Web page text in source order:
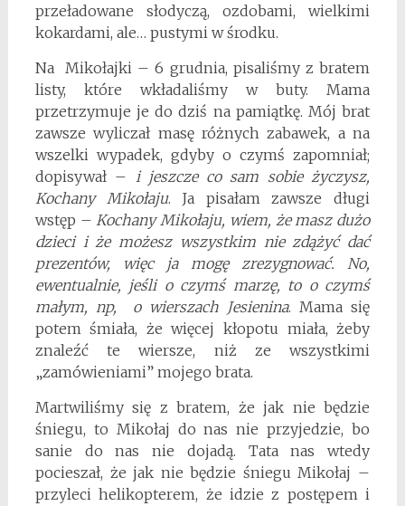
przeładowane słodyczą, ozdobami, wielkimi
kokardami, ale… pustymi w środku.
Na Mikołajki – 6 grudnia, pisaliśmy z bratem
listy, które wkładaliśmy w buty. Mama
przetrzymuje je do dziś na pamiątkę. Mój brat
zawsze wyliczał masę różnych zabawek, a na
wszelki wypadek, gdyby o czymś zapomniał;
dopisywał – i jeszcze co sam sobie życzysz,
Kochany Mikołaju. Ja pisałam zawsze długi
wstęp –Kochany Mikołaju, wiem, że masz dużo
dzieci i że możesz wszystkim nie zdążyć dać
prezentów, więc ja mogę zrezygnować. No,
ewentualnie, jeśli o czymś marzę, to o czymś
małym, np, o wierszach Jesienina. Mama się
potem śmiała, że więcej kłopotu miała, żeby
znaleźć te wiersze, niż ze wszystkimi
„zamówieniami” mojego brata.
Martwiliśmy się z bratem, że jak nie będzie
śniegu, to Mikołaj do nas nie przyjedzie, bo
sanie do nas nie dojadą. Tata nas wtedy
pocieszał, że jak nie będzie śniegu Mikołaj –
przyleci helikopterem, że idzie z postępem i